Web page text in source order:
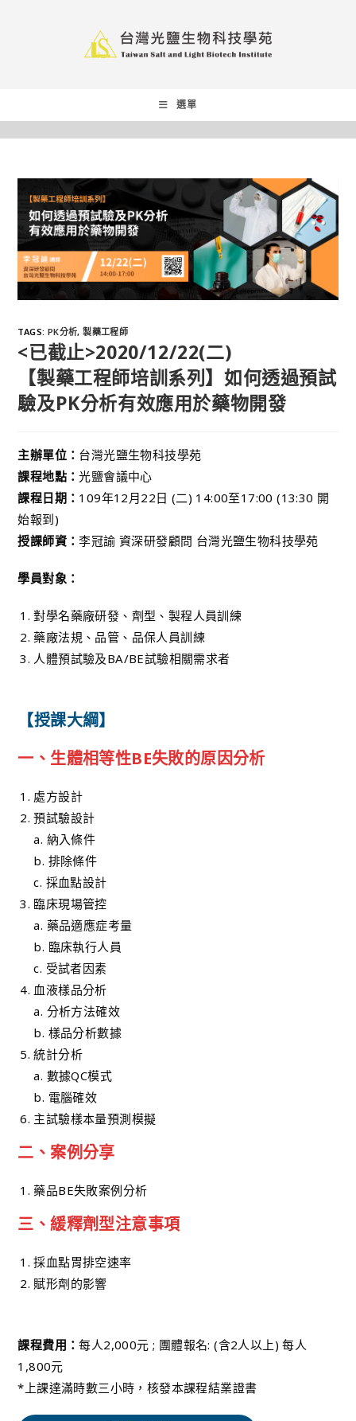
選單
TAGS: PK分析, 製藥工程師
<已截止>2020/12/22(二)
【製藥工程師培訓系列】如何透過預試
驗及PK分析有效應用於藥物開發
主辦單位： 台灣光鹽生物科技學苑
課程地點：光鹽會議中心
課程日期： 109年12月22日 (二) 14:00至17:00 (13:30 開
始報到)
授課師資：李冠諭 資深研發顧問 台灣光鹽生物科技學苑
學員對象：
對學名藥廠研發、劑型、製程人員訓練
藥廠法規、品管、品保人員訓練
人體預試驗及BA/BE試驗相關需求者
【授課大綱】
一、生體相等性BE失敗的原因分析
處方設計
預試驗設計
a. 納入條件
b. 排除條件
c. 採血點設計
臨床現場管控
a. 藥品適應症考量
b. 臨床執行人員
c. 受試者因素
血液樣品分析
a. 分析方法確效
b. 樣品分析數據
統計分析
a. 數據QC模式
b. 電腦確效
主試驗樣本量預測模擬
二、案例分享
藥品BE失敗案例分析
三、緩釋劑型注意事項
採血點胃排空速率
賦形劑的影響
課程費用：每人2,000元 ; 團體報名: (含2人以上) 每人
1,800元
*上課達滿時數三小時，核發本課程結業證書